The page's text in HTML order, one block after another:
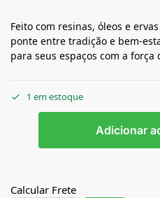
Feito com resinas, óleos e
ponte entre tradição e bem-
para seus espaços com a força
1 em estoque
Adicionar
Calcular Frete